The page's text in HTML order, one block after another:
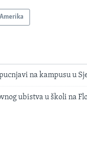
Amerika
na kampusu u
ubistva u školi na